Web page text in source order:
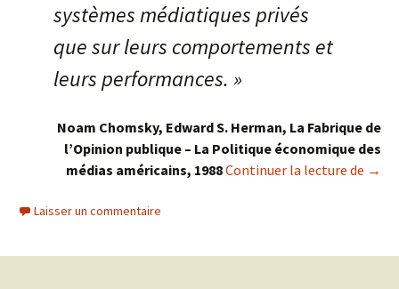
systèmes médiatiques privés
que sur leurs comportements et
leurs performances. »
Noam Chomsky, Edward S. Herman, La Fabrique de
l’Opinion publique – La Politique économique des
médias américains, 1988Continuer la lecture de La
→
Laisser un commentaire